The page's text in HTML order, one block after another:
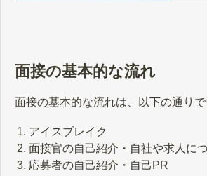
面接の基本的な流れ
面接の基本的な流れは、以下の通りで
アイスブレイク
面接官の自己紹介・自社や求人に
応募者の自己紹介・自己PR